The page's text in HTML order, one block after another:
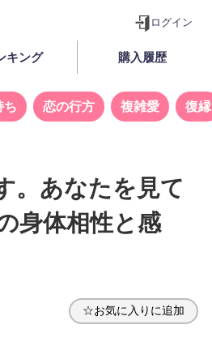
ログイン
キング 購入履歴
ち 恋の行方 複雑愛 復縁
。あなたを見て
身体相性と感
☆お気に入りに追加